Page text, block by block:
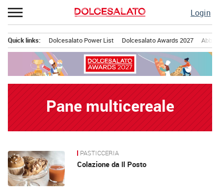
Passa
al
Login
principale
Quick links: Dolcesalato Power List Dolcesalato Awards 2027
Pane multicereale
News PASTICCERIA
Colazione da Il Posto